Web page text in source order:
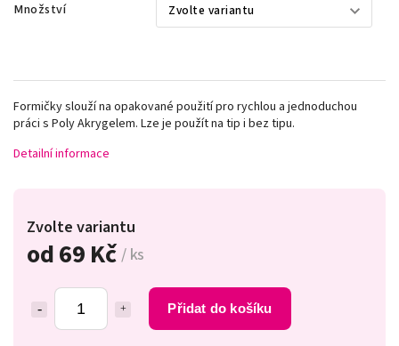
Množství
od69 Kč / ks
Přidat do košíku
Zvolte variantu
Formičky slouží na opakované použití pro rychlou a jednoduchou
práci s Poly Akrygelem. Lze je použít na tip i bez tipu.
Detailní informace